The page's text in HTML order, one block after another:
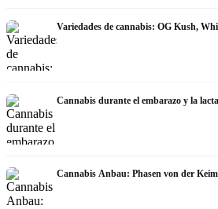
Variedades de cannabis: OG Kush,
Cannabis durante el embarazo y la
Cannabis Anbau: Phasen von der